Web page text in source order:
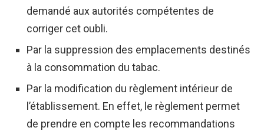
demandé aux autorités compétentes de
corriger cet oubli.
Par la suppression des emplacements destinés
à la consommation du tabac.
Par la modification du règlement intérieur de
l’établissement. En effet, le règlement permet
de prendre en compte les recommandations